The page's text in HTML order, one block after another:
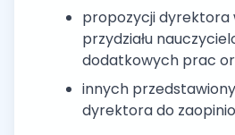
propozycji dyrektora
przydziału
dodatkowych prac
innych
dyrektora do